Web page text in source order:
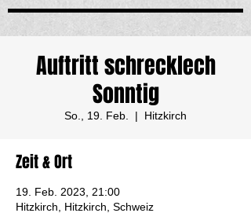
Auftritt schrecklech
Sonntig
So., 19. Feb.
  |
Hitzkirch
Zeit & Ort
19. Feb. 2023, 21:00
Hitzkirch, Hitzkirch, Schweiz